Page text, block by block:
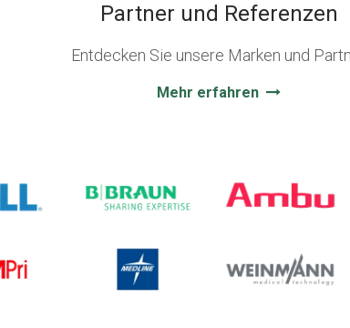
Partner und Referenzen
Entdecken Sie unsere Marken und
Mehr erfahren